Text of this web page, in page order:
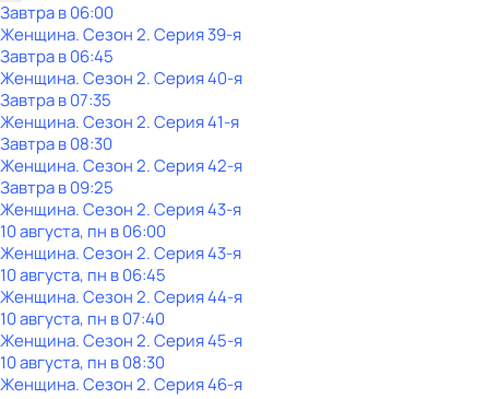
Завтра в 06:00
Женщина. Сезон 2. Серия 39-я
Завтра в 06:45
Женщина. Сезон 2. Серия 40-я
Завтра в 07:35
Женщина. Сезон 2. Серия 41-я
Завтра в 08:30
Женщина. Сезон 2. Серия 42-я
Завтра в 09:25
Женщина. Сезон 2. Серия 43-я
10 августа, пн в 06:00
Женщина. Сезон 2. Серия 43-я
10 августа, пн в 06:45
Женщина. Сезон 2. Серия 44-я
10 августа, пн в 07:40
Женщина. Сезон 2. Серия 45-я
10 августа, пн в 08:30
Женщина. Сезон 2. Серия 46-я